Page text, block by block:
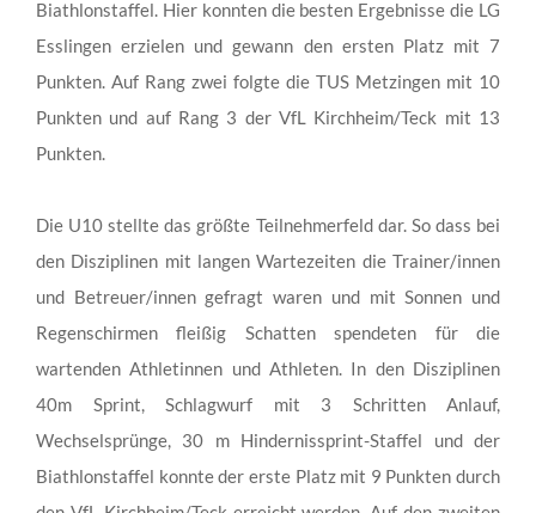
Biathlonstaffel. Hier konnten die besten Ergebnisse die LG
Esslingen erzielen und gewann den ersten Platz mit 7
Punkten. Auf Rang zwei folgte die TUS Metzingen mit 10
Punkten und auf Rang 3 der VfL Kirchheim/Teck mit 13
Punkten.
Die U10 stellte das größte Teilnehmerfeld dar. So dass bei
den Disziplinen mit langen Wartezeiten die Trainer/innen
und Betreuer/innen gefragt waren und mit Sonnen und
Regenschirmen fleißig Schatten spendeten für die
wartenden Athletinnen und Athleten. In den Disziplinen
40m Sprint, Schlagwurf mit 3 Schritten Anlauf,
Wechselsprünge, 30 m Hindernissprint-Staffel und der
Biathlonstaffel konnte der erste Platz mit 9 Punkten durch